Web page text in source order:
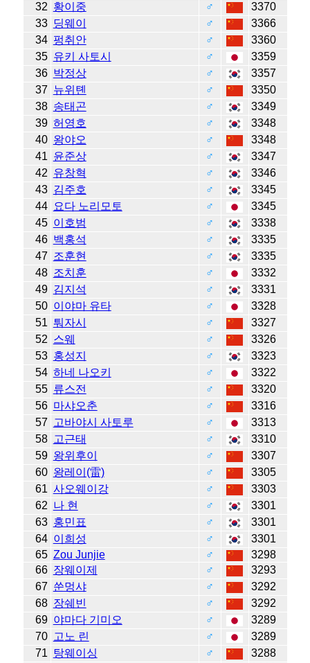
32 황이중 ♂
3370
33 딩웨이 ♂
3366
34 펑취안 ♂
3360
35 유키 사토시 ♂
3359
36 박정상 ♂
3357
37 뉴위톈 ♂
3350
38 송태곤 ♂
3349
39 허영호 ♂
3348
40 왕야오 ♂
3348
41 윤준상 ♂
3347
42 유창혁 ♂
3346
43 김주호 ♂
3345
44 요다 노리모토 ♂
3345
45 이호범 ♂
3338
46 백홍석 ♂
3335
47 조훈현 ♂
3335
48 조치훈 ♂
3332
49 김지석 ♂
3331
50 이야마 유타 ♂
3328
51 퉈자시 ♂
3327
52 스웨 ♂
3326
53 홍성지 ♂
3323
54 하네 나오키 ♂
3322
55 류스전 ♂
3320
56 마샤오춘 ♂
3316
57
고바야시 사토루 ♂
3313
58 고근태 ♂
3310
59 왕위후이 ♂
3307
60 왕레이(雷) ♂
3305
61 사오웨이강 ♂
3303
62 나 현 ♂
3301
63 홍민표 ♂
3301
64 이희성 ♂
3301
65 Zou Junjie ♂
3298
66 장웨이제 ♂
3293
67 쑨멍샤 ♂
3292
68 장쉐빈 ♂
3292
69 야마다 기미오 ♂
3289
70 고노 린 ♂
3289
71 탕웨이싱 ♂
3288